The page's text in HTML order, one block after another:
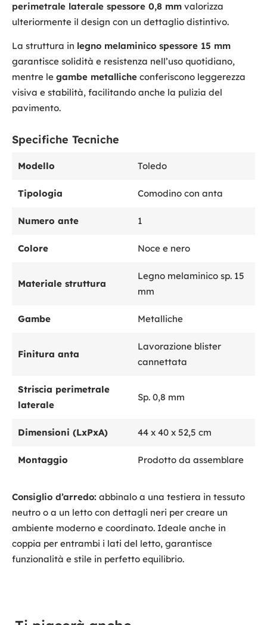
perimetrale laterale spessore 0,8 mm valorizza
ulteriormente il design con un dettaglio distintivo.
La struttura in legno melaminico spessore 15 mm
garantisce solidità e resistenza nell’uso quotidiano,
mentre le gambe metalliche conferiscono leggerezza
visiva e stabilità, facilitando anche la pulizia del
pavimento.
Specifiche Tecniche
Modello Toledo
Tipologia Comodino con anta
Numero ante 1
Colore Noce e nero
Materiale struttura
Legno melaminico sp. 15
mm
Gambe Metalliche
Finitura anta
Lavorazione blister
cannettata
Striscia perimetrale
laterale
Sp. 0,8 mm
Dimensioni (LxPxA) 44 x 40 x 52,5 cm
Montaggio Prodotto da assemblare
Consiglio d’arredo: abbinalo a una testiera in tessuto
neutro o a un letto con dettagli neri per creare un
ambiente moderno e coordinato. Ideale anche in
coppia per entrambi i lati del letto, garantisce
funzionalità e stile in perfetto equilibrio.